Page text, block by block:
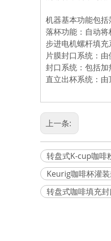
机器基本功能包
落杯功能：自动
步进电机螺杆填充
片膜封口系统：
封口系统：包括
直立出杯系统：由
上一条:
转盘式K-cup咖啡
Keurig咖啡杯灌
转盘式咖啡填充